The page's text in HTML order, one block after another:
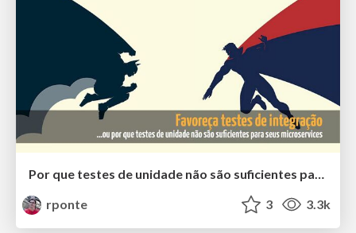
Por que testes de unidade não são suficientes para seus microsserviços
rponte
3 3.3k